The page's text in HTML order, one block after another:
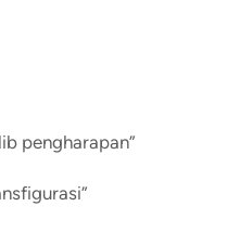
pengharapan”